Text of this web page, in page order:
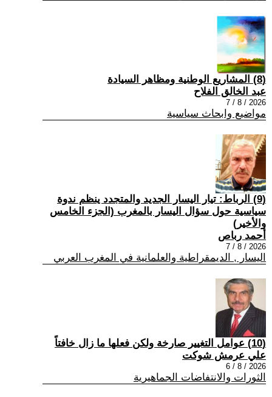
(8) المشاريع الوطنية ومظاهر السيادة
عبد الخالق الفلاح
2026 / 8 / 7
مواضيع وابحاث سياسية
(9) الرباط: تيار اليسار الجديد والمتجدد ينظم ندوة
سياسية حول سؤال اليسار بالمغرب (الجزء الخامس
والأخير)
أحمد رباص
2026 / 8 / 7
اليسار , الديمقراطية والعلمانية في المغرب العربي
(10) عوامل التغيير صارخة ولكن فعلها ما زال خافتاً
علي عرمش شوكت
2026 / 8 / 6
الثورات والانتفاضات الجماهيرية